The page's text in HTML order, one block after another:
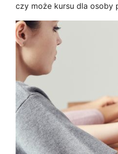
czy może kursu dla osoby